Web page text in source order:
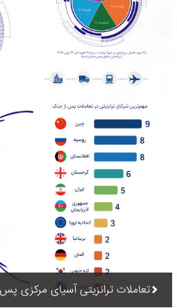
تعاملات ترانزیتی آسیای مرکزی